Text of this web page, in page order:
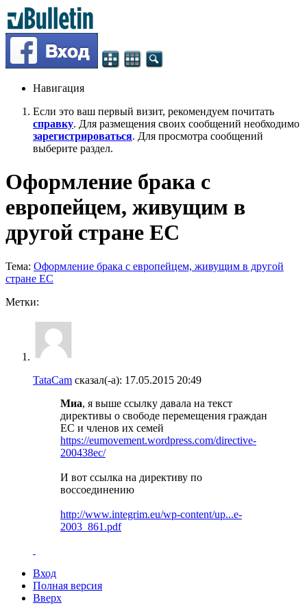
Навигация
Если это ваш первый визит, рекомендуем почитать
справку. Для размещения своих сообщений необходимо
зарегистрироваться. Для просмотра сообщений
выберите раздел.
Оформление брака с
европейцем, живущим в
другой стране ЕС
Тема: Оформление брака с европейцем, живущим в другой
стране ЕС
Метки:
TataCam сказал(-а): 17.05.2015 20:49
Миа, я выше ссылку давала на текст
директивы о свободе перемещения граждан
ЕС и членов их семей
https://eumovement.wordpress.com/directive-
200438ec/
И вот ссылка на директиву по
воссоединению
http://www.integrim.eu/wp-content/up...e-
2003_861.pdf
Вход
Полная версия
Вверх